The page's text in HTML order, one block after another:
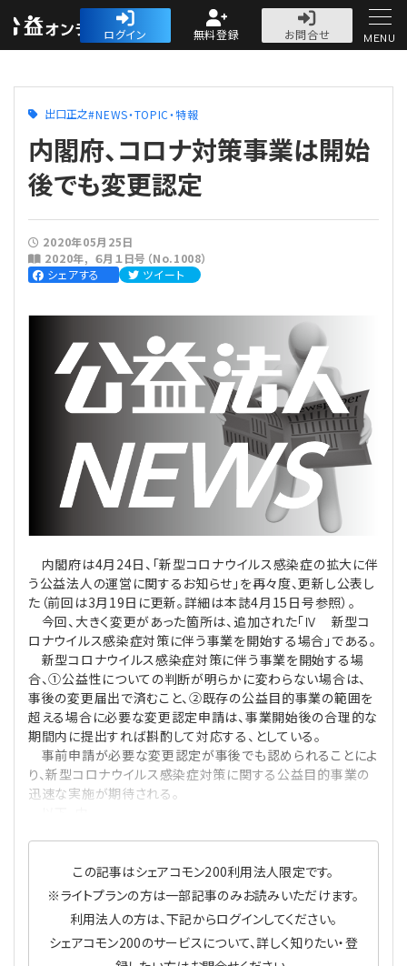
公益・一般法人オ
ログイン 無料登録
お問合せ
人気記事
法人運営
法人運営
理事会
評議員会・社員総会
理事・監事
評議員
定款関連
法改正-法人運営
会計・税務
会計・税務
定期提出書類
会計処理
寄附
インボイス
電子帳簿保存法
労務管理
給与計算
利益相反取引
法改正-法務
経営
IT
論壇
カレンダー
NEWS・TOPIC・特報
【連載】オピニオンリーダーのnote
【連載】会計相談室
【連載】公益法人会計検定試験一問一答
【連載】公益法人のための「新公益信託」活用戦略
【連載】これからの時代の資産運用
【連載】採用・定着・育成のための人事戦略
【連載】事例に学ぶ立入検査で想定される指摘事項
【連載】シェアコモン200インタビュー
【連載】シェアコモン200 誌上相談室
【連載】事務局だよりPLUS
【連載】テーマで紐解く逆引きガイドライン
公益・一般法人オンラインとは
登録案内
専門誌一覧
お問合せ
MENU
出口正之 NEWS・TOPIC・特報
内閣府、コロナ対策事業は開始
後でも変更認定
2020年05月25日
2020年
６月１日号（No.1008）
シェアする
ツイート
内閣府は4月24日、「新型コロナウイルス感染症の拡大に伴
う公益法人の運営に関するお知らせ」を再々度、更新し公表し
た（前回は3月19日に更新。詳細は本誌4月15日号参照）。
今回、大きく変更があった箇所は、追加された「Ⅳ 新型コ
ロナウイルス感染症対策に伴う事業を開始する場合」である。
新型コロナウイルス感染症対策に伴う事業を開始する場
合、①公益性についての判断が明らかに変わらない場合は、
事後の変更届出で済むこと、②既存の公益目的事業の範囲を
超える場合に必要な変更認定申請は、事業開始後の合理的な
期間内に提出すれば斟酌して対応する、としている。
事前申請が必要な変更認定が事後でも認められることによ
り、新型コロナウイルス感染症対策に関する公益目的事業の
迅速な実施が期待される。
この記事はシェアコモン200利用法人限定です。
※ライトプランの方は一部記事のみお読みいただけます。
利用法人の方は、下記からログインしてください。
シェアコモン200のサービスについて、詳しく知りたい・登